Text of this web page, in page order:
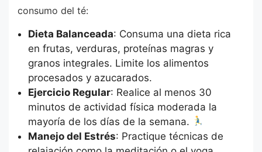
consumo del té:
Dieta Balanceada: Consuma una dieta rica
en frutas, verduras, proteínas magras y
granos integrales. Limite los alimentos
procesados y azucarados.
Ejercicio Regular: Realice al menos 30
minutos de actividad física moderada la
mayoría de los días de la semana.
Manejo del Estrés: Practique técnicas de